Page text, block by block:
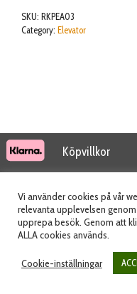
SKU: RKPEA03
Category: Elevator
Köpvillkor
© 2026 Tidab
Vi använder cookies på vår
relevanta upplevelsen
upprepa besök. Genom att
ALLA cookies används.
Cookie-inställningar